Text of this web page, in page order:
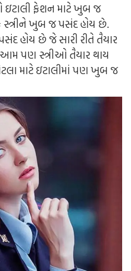
ઇટાલી ફેશન માટે ખુબ જ
ખુબ જ પસંદ હોય છે.
હોય છે જે સારી રીતે તૈયાર
પણ સ્ત્રીઓ તૈયાર થાય
માટે ઇટાલીમાં પણ ખુબ જ